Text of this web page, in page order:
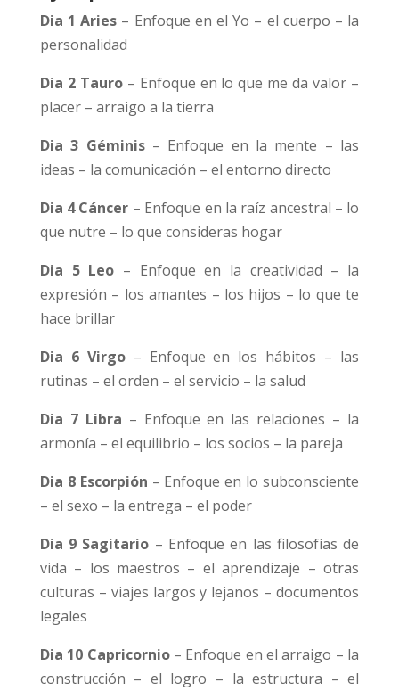
Dia 1 Aries – Enfoque en el Yo – el cuerpo – la
personalidad
Dia 2 Tauro– Enfoque en lo que me da valor –
placer – arraigo a la tierra
Dia 3 Géminis– Enfoque en la mente – las
ideas – la comunicación – el entorno directo
Dia 4 Cáncer – Enfoque en la raíz ancestral – lo
que nutre – lo que consideras hogar
Dia 5 Leo – Enfoque en la creatividad – la
expresión – los amantes – los hijos – lo que te
hace brillar
Dia 6 Virgo– Enfoque en los hábitos – las
rutinas – el orden – el servicio – la salud
Dia 7 Libra – Enfoque en las relaciones – la
armonía – el equilibrio – los socios – la pareja
Dia 8 Escorpión – Enfoque en lo subconsciente
– el sexo – la entrega – el poder
Dia 9 Sagitario – Enfoque en las filosofías de
vida – los maestros – el aprendizaje – otras
culturas – viajes largos y lejanos – documentos
legales
Dia 10 Capricornio– Enfoque en el arraigo – la
construcción – el logro – la estructura – el